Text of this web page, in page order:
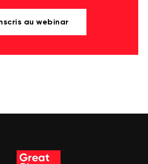
au webinar